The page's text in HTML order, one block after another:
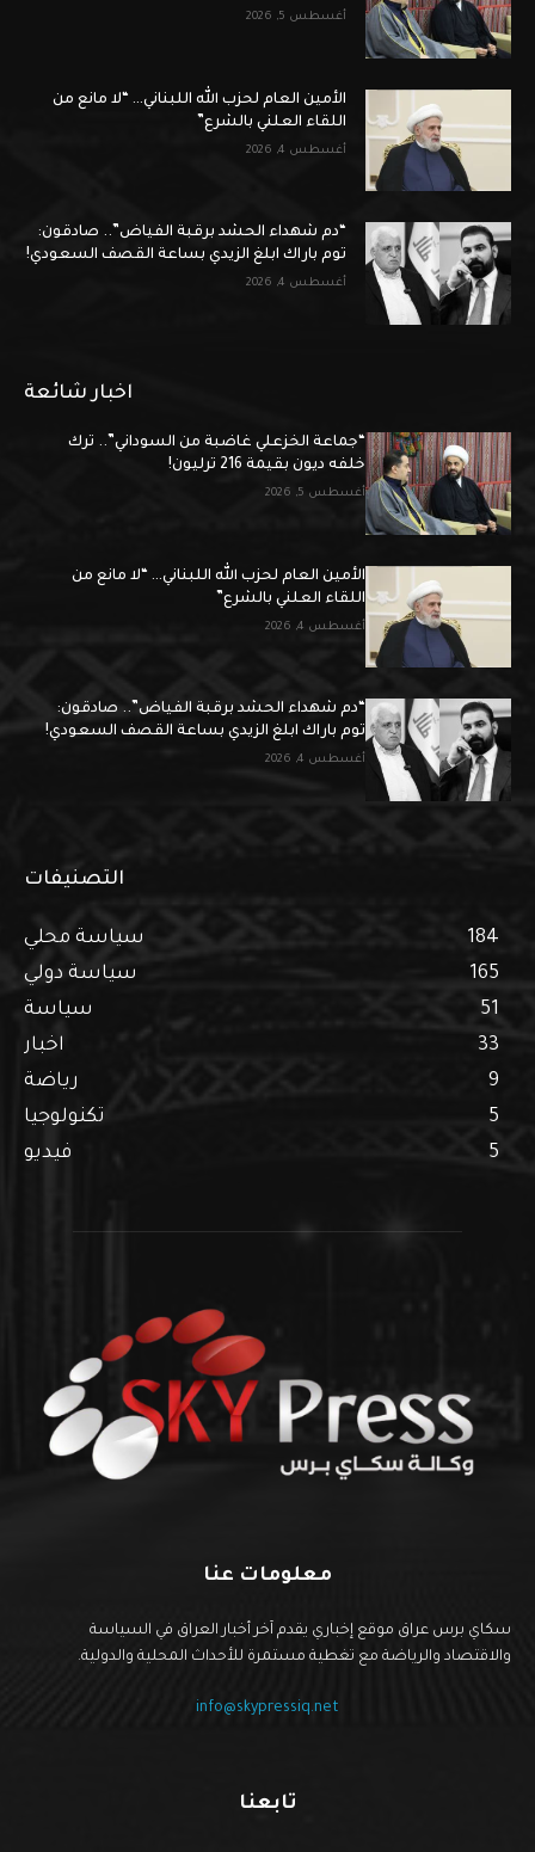
أغسطس 5, 2026
الأمين العام لحزب الله اللبناني… “لا مانع من
اللقاء العلني بالشرع”
أغسطس 4, 2026
“دم شهداء الحشد برقبة الفياض”.. صادقون:
توم باراك ابلغ الزيدي بساعة القصف السعودي!
أغسطس 4, 2026
اخبار شائعة
“جماعة الخزعلي غاضبة من السوداني”.. ترك
خلفه ديون بقيمة 216 ترليون!
أغسطس 5, 2026
الأمين العام لحزب الله اللبناني… “لا مانع من
اللقاء العلني بالشرع”
أغسطس 4, 2026
“دم شهداء الحشد برقبة الفياض”.. صادقون:
توم باراك ابلغ الزيدي بساعة القصف السعودي!
أغسطس 4, 2026
التصنيفات
سياسة محلي
184
سياسة دولي
165
سياسة
51
اخبار
33
رياضة
9
تكنولوجيا
5
فيديو
5
معلومات عنا
سكاي برس عراق موقع إخباري يقدم آخر أخبار العراق في السياسة
والاقتصاد والرياضة مع تغطية مستمرة للأحداث المحلية والدولية.
info@skypressiq.net
تابعنا